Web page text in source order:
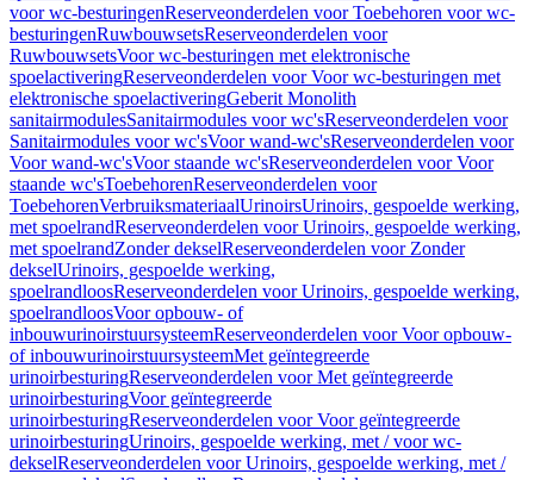
voor wc-besturingenReserveonderdelen voor Toebehoren voor wc-
besturingenRuwbouwsetsReserveonderdelen voor
RuwbouwsetsVoor wc-besturingen met elektronische
spoelactiveringReserveonderdelen voor Voor wc-besturingen met
elektronische spoelactiveringGeberit Monolith
sanitairmodulesSanitairmodules voor wc'sReserveonderdelen voor
Sanitairmodules voor wc'sVoor wand-wc'sReserveonderdelen voor
Voor wand-wc'sVoor staande wc'sReserveonderdelen voor Voor
staande wc'sToebehorenReserveonderdelen voor
ToebehorenVerbruiksmateriaalUrinoirsUrinoirs, gespoelde werking,
met spoelrandReserveonderdelen voor Urinoirs, gespoelde werking,
met spoelrandZonder dekselReserveonderdelen voor Zonder
dekselUrinoirs, gespoelde werking,
spoelrandloosReserveonderdelen voor Urinoirs, gespoelde werking,
spoelrandloosVoor opbouw- of
inbouwurinoirstuursysteemReserveonderdelen voor Voor opbouw-
of inbouwurinoirstuursysteemMet geïntegreerde
urinoirbesturingReserveonderdelen voor Met geïntegreerde
urinoirbesturingVoor geïntegreerde
urinoirbesturingReserveonderdelen voor Voor geïntegreerde
urinoirbesturingUrinoirs, gespoelde werking, met / voor wc-
dekselReserveonderdelen voor Urinoirs, gespoelde werking, met /